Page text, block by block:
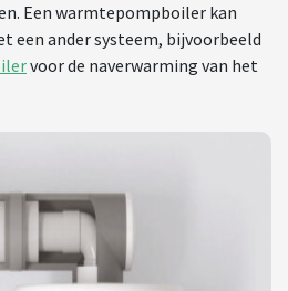
Een warmtepompboiler kan
een ander systeem, bijvoorbeeld
voor de naverwarming van het